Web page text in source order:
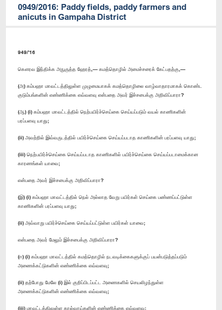
0949/2016: Paddy fields, paddy farmers and
anicuts in Gampaha District
949/'16
கௌரவ இந்திக்க அநுருத்த ஹேரத்,— கமத்தொழில் அமைச்சரைக் கேட்பதற்கு,—
(அ) கம்பஹா மாவட்டத்திலுள்ள முழுமையாகக் கமத்தொழிலை வாழ்வாதாரமாகக் கொண்ட
குடும்பங்களின் எண்ணிக்கை எவ்வளவு என்பதை அவர் இச்சபைக்கு அறிவிப்பாரா?
(ஆ) (i) கம்பஹா மாவட்டத்தில் நெற்பயிர்ச்செய்கை செய்யப்படும் வயல் காணிகளின்
பரப்பளவு யாது;
(ii) அவற்றில் இவ்வருடத்தில் பயிர்ச்செய்கை செய்யப்படாத காணிகளின் பரப்பளவு யாது;
(iii) நெற்பயிர்ச்செய்கை செய்யப்படாத காணிகளில் பயிர்ச்செய்கை செய்யப்படாமைக்கான
காரணங்கள் யாவை;
என்பதை அவர் இச்சபைக்கு அறிவிப்பாரா?
(இ) (i) கம்பஹா மாவட்டத்தில் நெல் அல்லாத வேறு பயிர்கள் செய்கை பண்ணப்பட்டுள்ள
காணிகளின் பரப்பளவு யாது;
(ii) அவ்வாறு பயிர்ச்செய்கை செய்யப்பட்டுள்ள பயிர்கள் யாவை;
என்பதை அவர் மேலும் இச்சபைக்கு அறிவிப்பாரா?
(ஈ) (i) கம்பஹா மாவட்டத்தில் கமத்தொழில் நடவடிக்கைகளுக்குப் பயன்படுத்தப்படும்
அணைக்கட்டுகளின் எண்ணிக்கை எவ்வளவு;
(ii) தற்போது மேலே (i) இல் குறிப்பிடப்பட்ட அணைகளில் செயலிழந்துள்ள
அணைக்கட்டுகளின் எண்ணிக்கை எவ்வளவு;
(iii) மாவட்டத்திலுள்ள கால்வாய்களின் எண்ணிக்கை எவ்வளவு;